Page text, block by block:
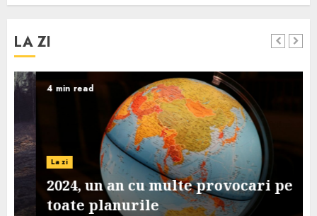
LA ZI
4 min read
La zi
2024, un an cu multe provocari pe
toate planurile